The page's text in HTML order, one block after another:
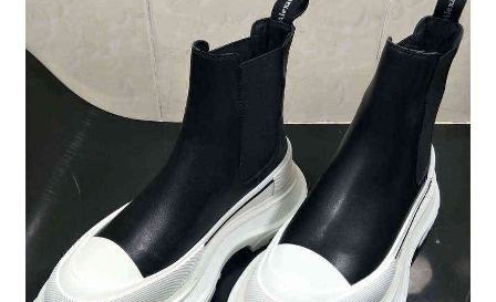
меню
Одежда
меню
Публикации